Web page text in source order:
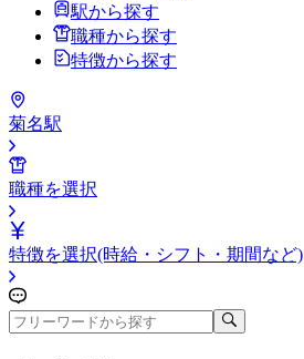
駅から探す
職種から探す
特徴から探す
菊名駅
職種を選択
特徴を選択(時給・シフト・期間など)